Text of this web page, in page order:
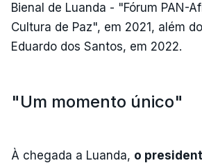
Bienal de Luanda - "Fórum PAN-
Cultura de Paz", em 2021, além
Eduardo dos Santos, em 2022.
"Um momento único"
À chegada a Luanda, o